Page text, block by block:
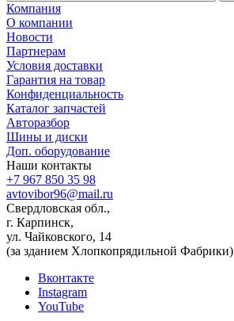
Компания
О компании
Новости
Партнерам
Условия доставки
Гарантия на товар
Конфиденциальность
Каталог запчастей
Авторазбор
Шины и диски
Доп. оборудование
Наши контакты
+7 967 850 35 98
avtovibor96@mail.ru
Свердловская обл.,
г. Карпинск,
ул. Чайковского, 14
(за зданием Хлопкопрядильной Фабрики)
Вконтакте
Instagram
YouTube